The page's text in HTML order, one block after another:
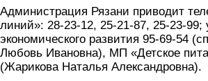
Администрация Рязани приводит
линий»: 28-23-12, 25-21-87, 25-23-99;
экономического развития 95-69-54
Любовь Ивановна), МП «Детское
(Жарикова Наталья Александровна).